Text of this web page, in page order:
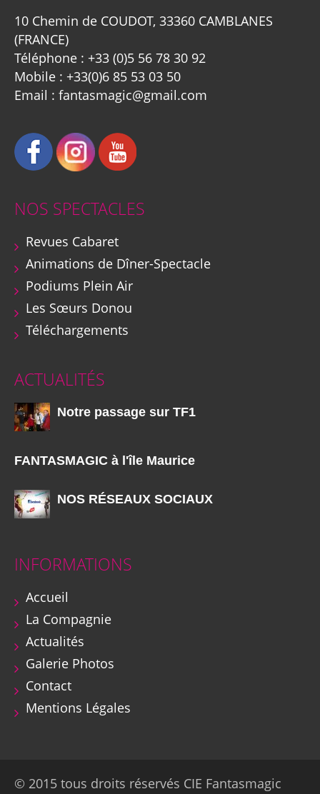
10 Chemin de COUDOT, 33360 CAMBLANES
(FRANCE)
Téléphone : +33 (0)5 56 78 30 92
Mobile : +33(0)6 85 53 03 50
Email : fantasmagic@gmail.com
NOS SPECTACLES
Revues Cabaret
Animations de Dîner-Spectacle
Podiums Plein Air
Les Sœurs Donou
Téléchargements
ACTUALITÉS
Notre passage sur TF1
FANTASMAGIC à l'île Maurice
NOS RÉSEAUX SOCIAUX
INFORMATIONS
Accueil
La Compagnie
Actualités
Galerie Photos
Contact
Mentions Légales
© 2015 tous droits réservés CIE Fantasmagic